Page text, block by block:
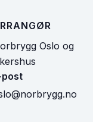
Oslo og
post